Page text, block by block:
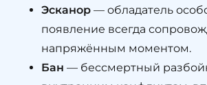
Эсканор — обладатель
появление всегда
напряжённым моментом.
Бан — бессмертный